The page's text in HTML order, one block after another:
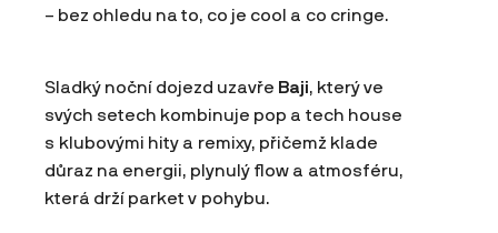
– bez ohledu na to, co je cool a co cringe.
Sladký noční dojezd uzavře Baji, který ve
svých setech kombinuje pop a tech house
s klubovými hity a remixy, přičemž klade
důraz na energii, plynulý flow a atmosféru,
která drží parket v pohybu.